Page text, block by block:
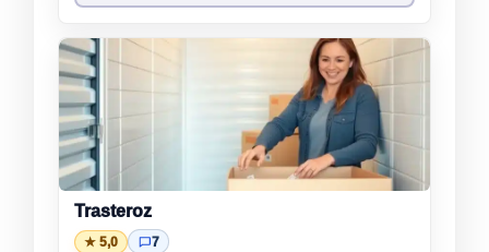
Trasteroz
★ 5,0
7